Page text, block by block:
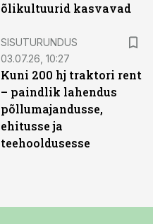
õlikultuurid kasvavad
SISUTURUNDUS
03.07.26, 10:27
Kuni 200 hj traktori rent
– paindlik lahendus
põllumajandusse,
ehitusse ja
teehooldusesse